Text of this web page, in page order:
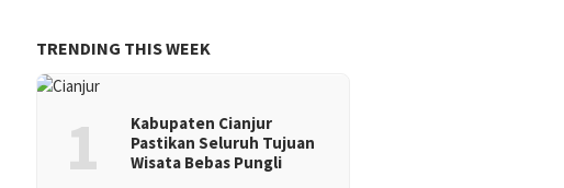
TRENDING THIS WEEK
1
Kabupaten Cianjur
Pastikan Seluruh Tujuan
Wisata Bebas Pungli